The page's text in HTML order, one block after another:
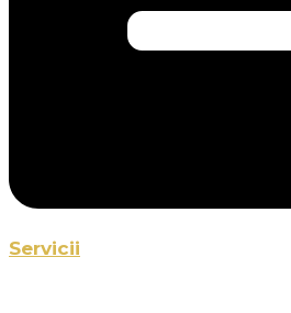
Servicii